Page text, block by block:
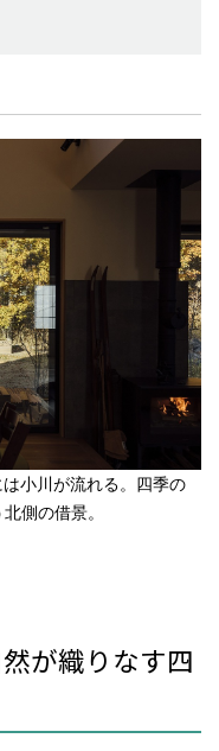
小川が流れる。四季の
側の借景。
が織りなす四